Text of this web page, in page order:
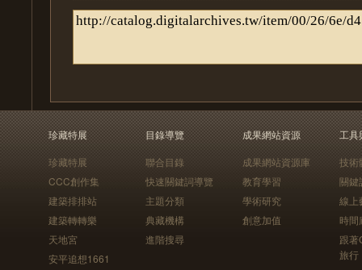
珍藏特展
珍藏特展
CCC創作集
建築排排站
建築轉轉樂
天地宮
安平追想1661
目錄導覽
聯合目錄
快速關鍵詞導覽
主題分類
典藏機構
進階搜尋
成果網站資源
成果網站資源庫
教育學習
學術研究
創意加值
工具
技術
關鍵
線上
時間
跟
旅行